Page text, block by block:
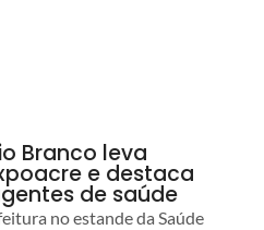
Branco leva
e destaca
de saúde
no estande da Saúde